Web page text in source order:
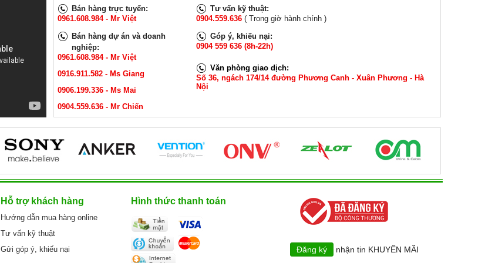
Dòng điện định mức: 10A.
Điện áp định mức: 220V- 250V.
Tiết diện lõi dây: 3 x 0.75 mm²
Chất liệu: Lõi đồng nguyên chất
XEM NGAY
Dòng điện định mức: 10A.
Điện áp định mức: 220V- 250V.
Tiết diện lõi dây: 3 x 1.0 mm²
Chất liệu: Lõi đồng nguyên chất
XEM NGAY
60.000 VNĐ
Bán hàng trực tuyến:
0961.608.984 - Mr Việt
Bán hàng dự án và doanh
nghiệp:
0961.608.984 - Mr Việt
0916.911.582 - Ms Giang
0906.199.336 - Ms Mai
0904.559.636 - Mr Chiến
Tư vấn kỹ thuật:
0904.559.636 ( Trong giờ hành chính )
Góp ý, khiếu nại:
0904 559 636 (8h-22h)
Văn phòng giao dịch:
Số 36, ngách 174/14 đường Phương Canh - Xuân Phương - Hà
Nội
Hỗ trợ khách hàng
Hướng dẫn mua hàng online
Tư vấn kỹ thuật
Gửi góp ý, khiếu nại
Hình thức thanh toán
Đăng ký nhận tin KHUYẾN MÃI